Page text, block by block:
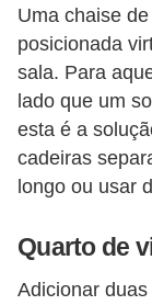
Uma chaise
posicionada
sala. Para
lado que um
esta é a
cadeiras
longo ou usar
Quarto de
Adicionar